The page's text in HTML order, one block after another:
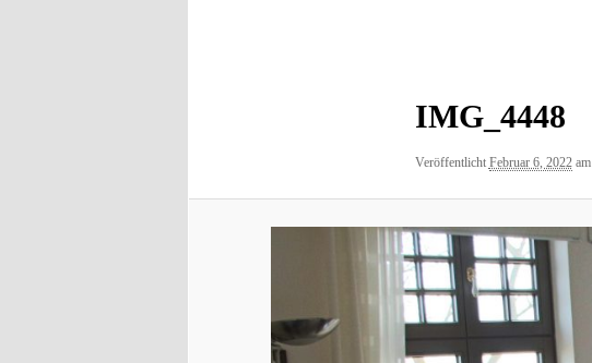
IMG_4448
Veröffentlicht Februar 6, 2022am